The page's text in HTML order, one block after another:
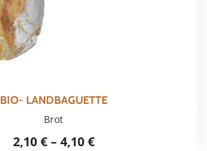
BIO- LANDBAGUETTE
Brot
2,10 €– 4,10 €